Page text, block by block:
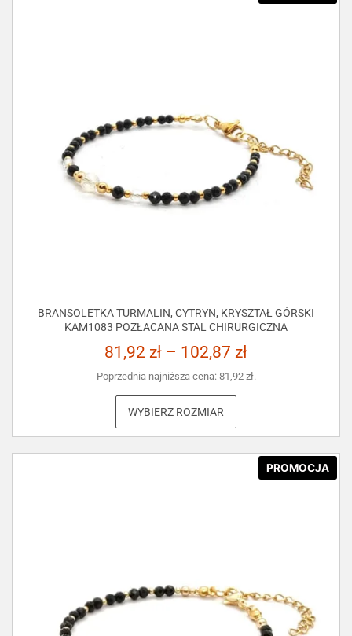
BRANSOLETKA TURMALIN, CYTRYN, KRYSZTAŁ GÓRSKI
KAM1083 POZŁACANA STAL CHIRURGICZNA
81,92 zł – 102,87 zł
Poprzednia najniższa cena: 81,92 zł.
WYBIERZ ROZMIAR
PROMOCJA